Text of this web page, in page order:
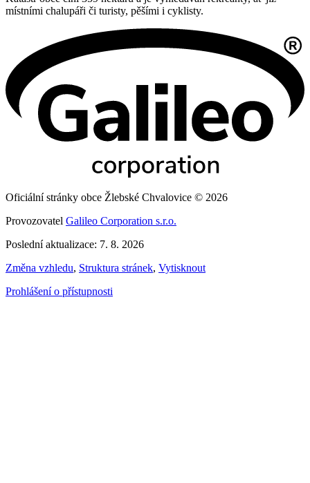
místními chalupáři či turisty, pěšími i cyklisty.
Oficiální stránky obce Žlebské Chvalovice © 2026
Provozovatel Galileo Corporation s.r.o.
Poslední aktualizace: 7. 8. 2026
Změna vzhledu, Struktura stránek, Vytisknout
Prohlášení o přístupnosti